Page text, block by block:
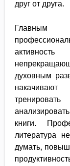
друг от друга.
Главным
духовным
книги.
литература
думать,